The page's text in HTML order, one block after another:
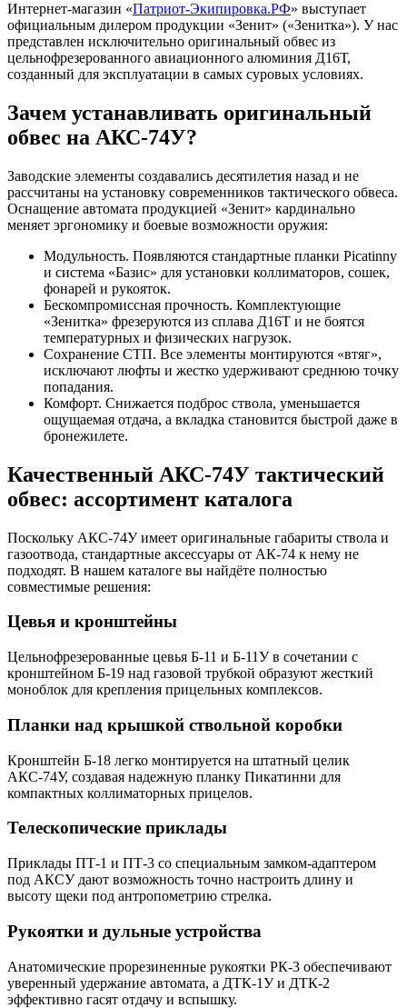
Интернет-магазин «Патриот-Экипировка.РФ» выступает
официальным дилером продукции «Зенит» («Зенитка»). У нас
представлен исключительно оригинальный обвес из
цельнофрезерованного авиационного алюминия Д16Т,
созданный для эксплуатации в самых суровых условиях.
Зачем устанавливать оригинальный
обвес на АКС-74У?
Заводские элементы создавались десятилетия назад и не
рассчитаны на установку современников тактического обвеса.
Оснащение автомата продукцией «Зенит» кардинально
меняет эргономику и боевые возможности оружия:
Модульность. Появляются стандартные планки Picatinny
и система «Базис» для установки коллиматоров, сошек,
фонарей и рукояток.
Бескомпромиссная прочность. Комплектующие
«Зенитка» фрезеруются из сплава Д16Т и не боятся
температурных и физических нагрузок.
Сохранение СТП. Все элементы монтируются «втяг»,
исключают люфты и жестко удерживают среднюю точку
попадания.
Комфорт. Снижается подброс ствола, уменьшается
ощущаемая отдача, а вкладка становится быстрой даже в
бронежилете.
Качественный АКС-74У тактический
обвес: ассортимент каталога
Поскольку АКС-74У имеет оригинальные габариты ствола и
газоотвода, стандартные аксессуары от АК-74 к нему не
подходят. В нашем каталоге вы найдёте полностью
совместимые решения:
Цевья и кронштейны
Цельнофрезерованные цевья Б-11 и Б-11У в сочетании с
кронштейном Б-19 над газовой трубкой образуют жесткий
моноблок для крепления прицельных комплексов.
Планки над крышкой ствольной коробки
Кронштейн Б-18 легко монтируется на штатный целик
АКС-74У, создавая надежную планку Пикатинни для
компактных коллиматорных прицелов.
Телескопические приклады
Приклады ПТ-1 и ПТ-3 со специальным замком-адаптером
под АКСУ дают возможность точно настроить длину и
высоту щеки под антропометрию стрелка.
Рукоятки и дульные устройства
Анатомические прорезиненные рукоятки РК-3 обеспечивают
уверенный удержание автомата, а ДТК-1У и ДТК-2
эффективно гасят отдачу и вспышку.